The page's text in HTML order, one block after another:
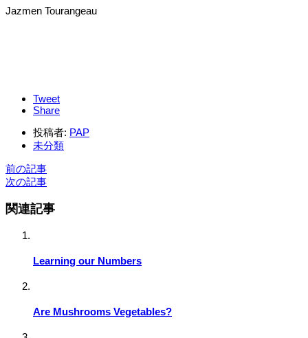
Jazmen Tourangeau
Tweet
Share
投稿者: PAP
未分類
前の記事
次の記事
関連記事
Learning our Numbers
Are Mushrooms Vegetables?